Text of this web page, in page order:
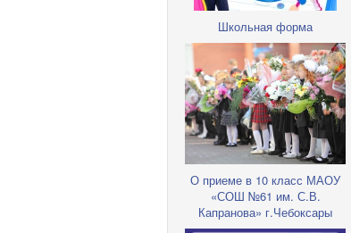
Школьная форма
О приеме в 10 класс МАОУ
«СОШ №61 им. С.В.
Капранова» г.Чебоксары